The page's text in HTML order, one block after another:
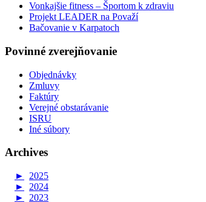
Vonkajšie fitness – Športom k zdraviu
Projekt LEADER na Považí
Bačovanie v Karpatoch
Povinné zverejňovanie
Objednávky
Zmluvy
Faktúry
Verejné obstarávanie
ISRU
Iné súbory
Archives
►
2025
►
2024
►
2023